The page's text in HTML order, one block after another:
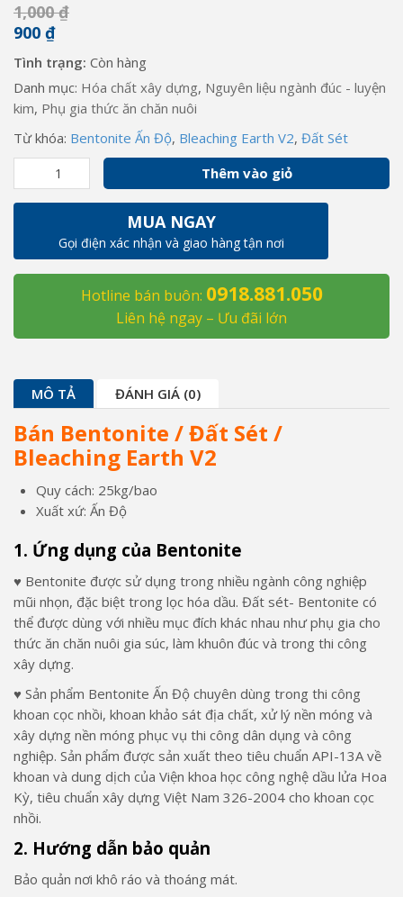
1,000₫
900 ₫
Tình trạng: Còn hàng
Danh mục: Hóa chất xây dựng, Nguyên liệu ngành đúc - luyện
kim, Phụ gia thức ăn chăn nuôi
Từ khóa: Bentonite Ấn Độ, Bleaching Earth V2, Đất Sét
Bentonite
Ấn
Đất
Bleaching
Thêm vào giỏ
MUA NGAY
Gọi điện xác nhận và giao hàng tận nơi
Hotline bán buôn: 0918.881.050
Liên hệ ngay – Ưu đãi lớn
MÔ TẢ ĐÁNH GIÁ (0)
Bán Bentonite / Đất Sét /
Bleaching Earth V2
Quy cách: 25kg/bao
Xuất xứ: Ấn Độ
1. Ứng dụng của Bentonite
♥ Bentonite được sử dụng trong nhiều ngành công nghiệp
mũi nhọn, đặc biệt trong lọc hóa dầu. Đất sét- Bentonite có
thể được dùng với nhiều mục đích khác nhau như phụ gia cho
thức ăn chăn nuôi gia súc, làm khuôn đúc và trong thi công
xây dựng.
♥ Sản phẩm Bentonite Ấn Độ chuyên dùng trong thi công
khoan cọc nhồi, khoan khảo sát địa chất, xử lý nền móng và
xây dựng nền móng phục vụ thi công dân dụng và công
nghiệp. Sản phẩm được sản xuất theo tiêu chuẩn API-13A về
khoan và dung dịch của Viện khoa học công nghệ dầu lửa Hoa
Kỳ, tiêu chuẩn xây dựng Việt Nam 326-2004 cho khoan cọc
nhồi.
2. Hướng dẫn bảo quản
Bảo quản nơi khô ráo và thoáng mát.